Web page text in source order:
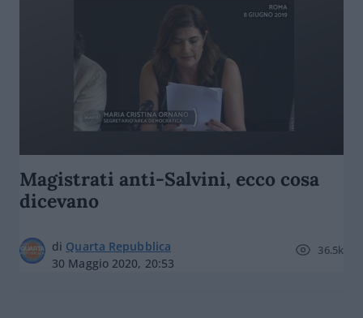
Magistrati anti-Salvini, ecco cosa
dicevano
di Quarta Repubblica
30 Maggio 2020, 20:53
36.5k